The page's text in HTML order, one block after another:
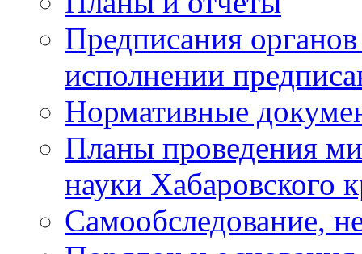
Предписания
исполнении
Нормативные
Планы проведения
науки Хабаровского
Самообследование,